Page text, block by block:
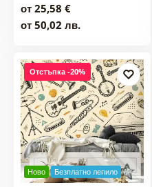
от 25,58 €
от 50,02 лв.
Ново Безплатно лепило
Отстъпка -20%